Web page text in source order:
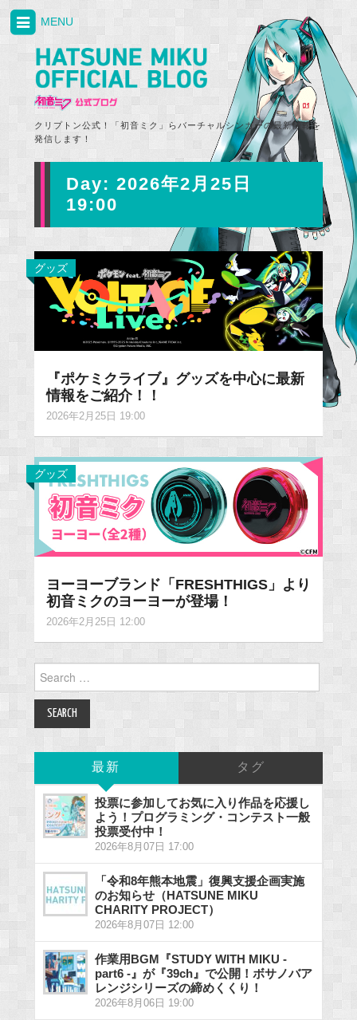
クリプトン公式！「初音ミク」らバーチャルシンガーの最新情報を
発信します！
MENU
Day: 2026年2月25日
19:00
グッズ
『ポケミクライブ』グッズを中心に最新
情報をご紹介！！
2026年2月25日 19:00
グッズ
ヨーヨーブランド「FRESHTHIGS」より
初音ミクのヨーヨーが登場！
2026年2月25日 12:00
for:
最新 タグ
投票に参加してお気に入り作品を応援し
よう！プログラミング・コンテスト一般
投票受付中！
2026年8月07日 17:00
「令和8年熊本地震」復興支援企画実施
のお知らせ（HATSUNE MIKU
CHARITY PROJECT）
2026年8月07日 12:00
作業用BGM『STUDY WITH MIKU -
part6 -』が『39ch』で公開！ボサノバア
レンジシリーズの締めくくり！
2026年8月06日 19:00